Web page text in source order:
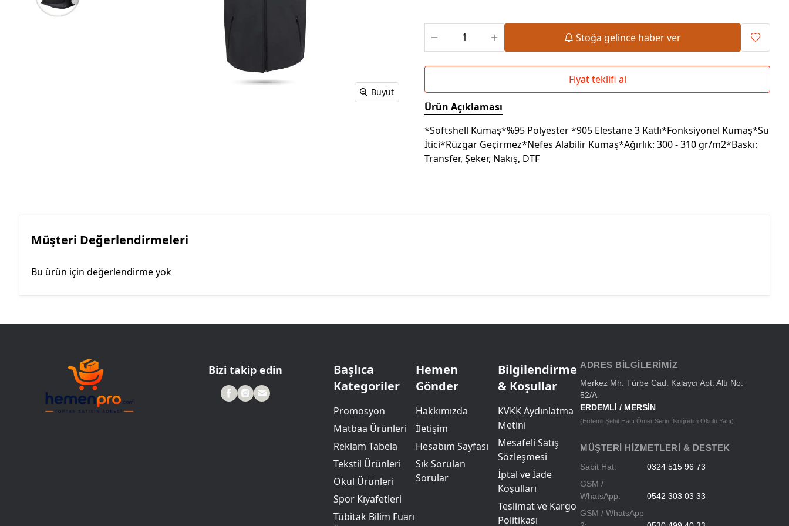
Powerbank Defter
Wireless Masa Lambası
Baskılı Masa Örtüsü
Büyüt
Stoğa gelince haber ver
Fiyat teklifi al
Ürün Açıklaması
*Softshell Kumaş*%95 Polyester *905 Elestane 3 Katlı*Fonksiyonel Kumaş*Su
İtici*Rüzgar Geçirmez*Nefes Alabilir Kumaş*Ağırlık: 300 - 310 gr/m2*Baskı:
Transfer, Şeker, Nakış, DTF
Müşteri Değerlendirmeleri
Bu ürün için değerlendirme yok
Bizi takip edin
Başlıca
Kategoriler
Promosyon
Matbaa Ürünleri
Reklam Tabela
Tekstil Ürünleri
Okul Ürünleri
Spor Kıyafetleri
Tübitak Bilim Fuarı
Hemen
Gönder
Hakkımızda
İletişim
Hesabım Sayfası
Sık Sorulan
Sorular
Bilgilendirme
& Koşullar
KVKK Aydınlatma
Metini
Mesafeli Satış
Sözleşmesi
İptal ve İade
Koşulları
Teslimat ve Kargo
Politikası
ADRES BILGILERIMIZ
Merkez Mh. Türbe Cad. Kalaycı Apt. Altı No:
52/A
ERDEMLİ / MERSİN
(Erdemli Şehit Hacı Ömer Serin İlköğretim Okulu Yanı)
MÜŞTERI HIZMETLERI & DESTEK
Sabit Hat:
0324 515 96 73
GSM /
WhatsApp:
0542 303 03 33
GSM / WhatsApp